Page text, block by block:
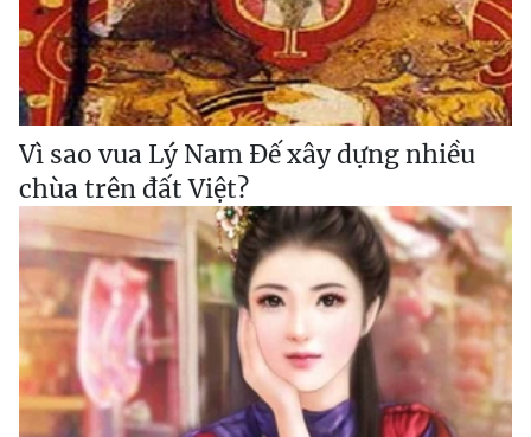
Vì sao vua Lý Nam Đế xây dựng nhiều
chùa trên đất Việt?